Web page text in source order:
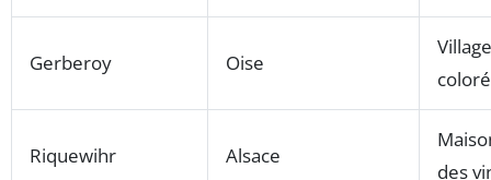
Gerberoy Oise
Riquewihr Alsace
des